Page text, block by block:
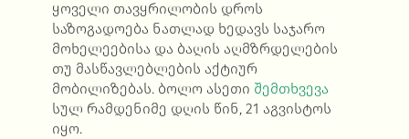
ყოველი თავყრილობის დროს
საზოგადოება ნათლად ხედავს საჯარო
მოხელეებისა და ბაღის აღმზრდელების
თუ მასწავლებლების აქტიურ
მობილიზებას. ბოლო ასეთი შემთხვევა
სულ რამდენიმე დღის წინ, 21 აგვისტოს
იყო.